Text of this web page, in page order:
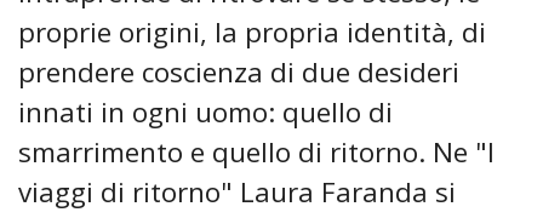
proprie origini, la propria identità, di
prendere coscienza di due desideri
innati in ogni uomo: quello di
smarrimento e quello di ritorno. Ne "I
viaggi di ritorno" Laura Faranda si